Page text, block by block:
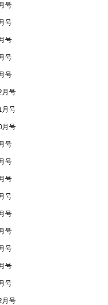
号
号
号
号
号
月号
月号
月号
号
号
号
号
号
号
号
号
号
月号